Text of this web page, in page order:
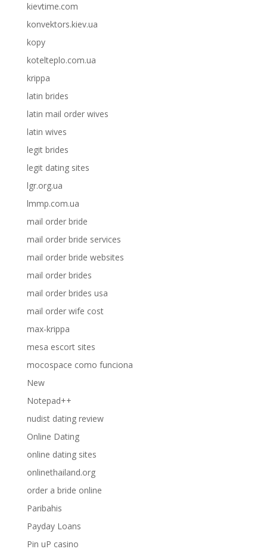
kievtime.com
konvektors.kiev.ua
kopy
kotelteplo.com.ua
krippa
latin brides
latin mail order wives
latin wives
legit brides
legit dating sites
lgr.org.ua
lmmp.com.ua
mail order bride
mail order bride services
mail order bride websites
mail order brides
mail order brides usa
mail order wife cost
max-krippa
mesa escort sites
mocospace como funciona
New
Notepad++
nudist dating review
Online Dating
online dating sites
onlinethailand.org
order a bride online
Paribahis
Payday Loans
Pin uP casino